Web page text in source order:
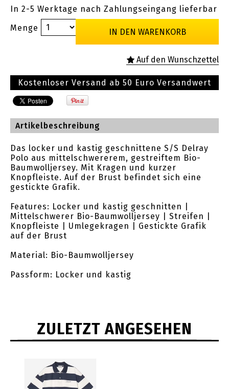
In 2-5 Werktage nach Zahlungseingang lieferbar
Menge
Kostenloser Versand ab 50 Euro Versandwert
Artikelbeschreibung
Das locker und kastig geschnittene S/S Delray
Polo aus mittelschwererem, gestreiftem Bio-
Baumwolljersey. Mit Kragen und kurzer
Knopfleiste. Auf der Brust befindet sich eine
gestickte Grafik.
Features: Locker und kastig geschnitten |
Mittelschwerer Bio-Baumwolljersey | Streifen |
Knopfleiste | Umlegekragen | Gestickte Grafik
auf der Brust
Material: Bio-Baumwolljersey
Passform: Locker und kastig
ZULETZT ANGESEHEN